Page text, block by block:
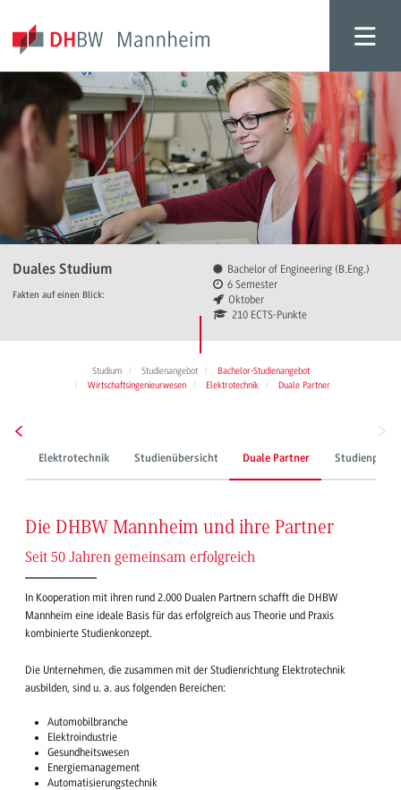
Duales Studium
Fakten auf einen Blick:
Bachelor of Engineering (B.Eng.)
6 Semester
Oktober
210 ECTS-Punkte
Studium Studienangebot
Bachelor-Studienangebot
Wirtschaftsingenieurwesen
Elektrotechnik Duale Partner
Elektrotechnik Studienübersicht Duale Partner
Die DHBW Mannheim und ihre Partner
Seit 50 Jahren gemeinsam erfolgreich
In Kooperation mit ihren rund 2.000 Dualen Partnern schafft die DHBW
Mannheim eine ideale Basis für das erfolgreich aus Theorie und Praxis
kombinierte Studienkonzept.
Die Unternehmen, die zusammen mit der Studienrichtung Elektrotechnik
ausbilden, sind u. a. aus folgenden Bereichen:
Automobilbranche
Elektroindustrie
Gesundheitswesen
Energiemanagement
Automatisierungstechnik